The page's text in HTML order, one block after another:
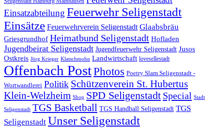
Seligenstadt Hainburg Mainhausen
Einsatzabteilung Feuerwehr Seligenstadt
Einsätze Feuerwehrverein Seligenstadt Glaabsbräu
Griesgrundhof Heimatbund Seligenstadt Hofladen
Jugendbeirat Seligenstadt Jugendfeuerwehr Seligenstadt Jusos
Ostkreis Jörg Krieger Klatschmohn Landwirtschaft lovesellestadt
Offenbach PostPhotos Poetry Slam Seligenstadt -
Wortwandlerei Politik Schützenverein St. Hubertus
Klein-Welzheim Shop SPD Seligenstadt Special Stadt
Seligenstadt TGS Basketball TGS Handball Seligenstadt TGS
Seligenstadt Unser Seligenstadt